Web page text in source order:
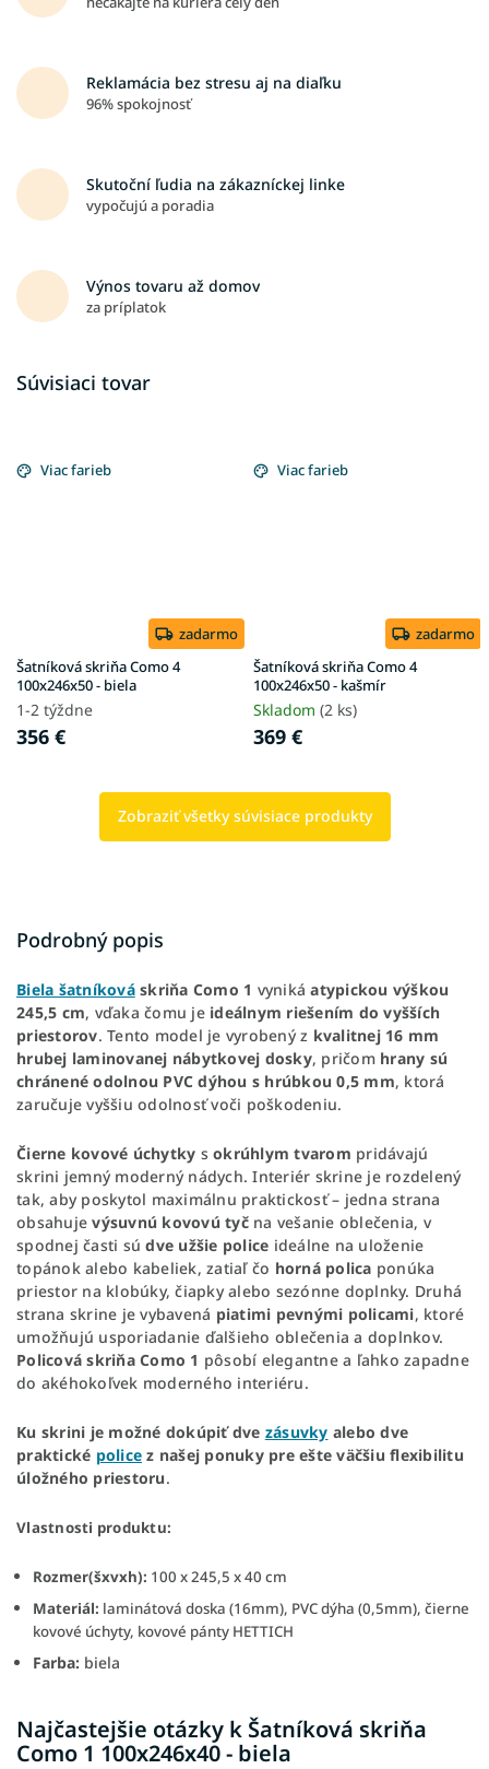
Reklamácia bez stresu aj na diaľku
96% spokojnosť
Skutoční ľudia na zákazníckej linke
vypočujú a poradia
Výnos tovaru až domov
za príplatok
Súvisiaci tovar
Viac farieb
zadarmo
Šatníková skriňa Como 4
100x246x50 - biela
1-2 týždne
356 €
Viac farieb
zadarmo
Šatníková skriňa Como 4
100x246x50 - kašmír
Skladom (2 ks)
369 €
Zobraziť všetky súvisiace produkty
Podrobný popis
Biela šatníkováskriňa Como 1 vynikáatypickou výškou
245,5 cm, vďaka čomu je ideálnym riešením do vyšších
priestorov. Tento model je vyrobený z kvalitnej 16 mm
hrubej laminovanej nábytkovej dosky, pričom hrany sú
chránené odolnou PVC dýhou s hrúbkou 0,5 mm, ktorá
zaručuje vyššiu odolnosť voči poškodeniu.
Čierne kovové úchytky s okrúhlym tvarom pridávajú
skrini jemný moderný nádych. Interiér skrine je rozdelený
tak, aby poskytol maximálnu praktickosť – jedna strana
obsahujevýsuvnú kovovú tyčna vešanie oblečenia, v
spodnej časti súdve užšie police ideálne na uloženie
topánok alebo kabeliek, zatiaľ čo horná polica ponúka
priestor na klobúky, čiapky alebo sezónne doplnky. Druhá
strana skrine je vybavená piatimi pevnými policami, ktoré
umožňujú usporiadanie ďalšieho oblečenia a doplnkov.
Policová skriňa Como 1 pôsobí elegantne a ľahko zapadne
do akéhokoľvek moderného interiéru.
Ku skrini je možné dokúpiť dve zásuvky alebo dve
praktické police z našej ponuky pre ešte väčšiu flexibilitu
úložného priestoru.
Vlastnosti produktu:
Rozmer(šxvxh): 100 x 245,5 x 40 cm
Materiál: laminátová doska (16mm), PVC dýha (0,5mm), čierne
kovové úchyty, kovové pánty HETTICH
Farba: biela
Najčastejšie otázky k Šatníková skriňa
Como 1 100x246x40 - biela